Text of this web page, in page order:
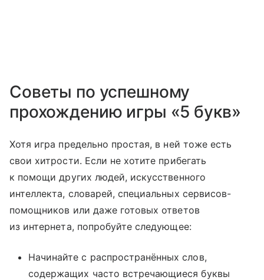
Советы по успешному
прохождению игры «5 букв»
Хотя игра предельно простая, в ней тоже есть
свои хитрости. Если не хотите прибегать
к помощи других людей, искусственного
интеллекта, словарей, специальных сервисов-
помощников или даже готовых ответов
из интернета, попробуйте следующее:
Начинайте с распространённых слов,
содержащих часто встречающиеся буквы